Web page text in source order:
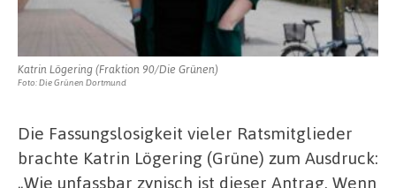
Katrin Lögering (Fraktion 90/Die Grünen)
Foto: Die Grünen Dortmund
Die Fassungslosigkeit vieler Ratsmitglieder
brachte Katrin Lögering (Grüne) zum Ausdruck:
„Wie unfassbar zynisch ist dieser Antrag. Wenn